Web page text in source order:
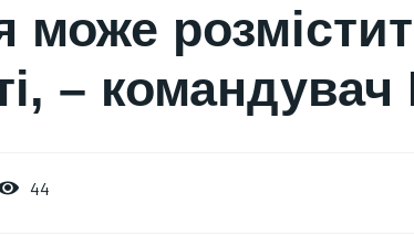
може
–
44